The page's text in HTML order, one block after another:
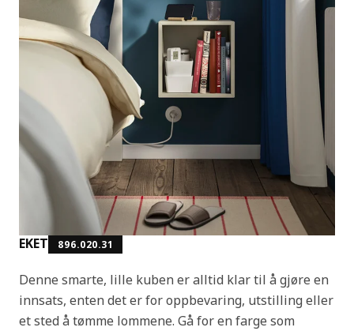
EKET 896.020.31
Denne smarte, lille kuben er alltid klar til å gjøre en
innsats, enten det er for oppbevaring, utstilling eller
et sted å tømme lommene. Gå for en farge som